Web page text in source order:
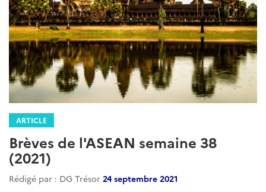
ARTICLE
Brèves de l'ASEAN semaine 38
(2021)
Rédigé par : DG Trésor 24 septembre 2021